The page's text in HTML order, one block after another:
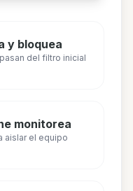
y bloquea
del filtro inicial
monitorea
aislar el equipo